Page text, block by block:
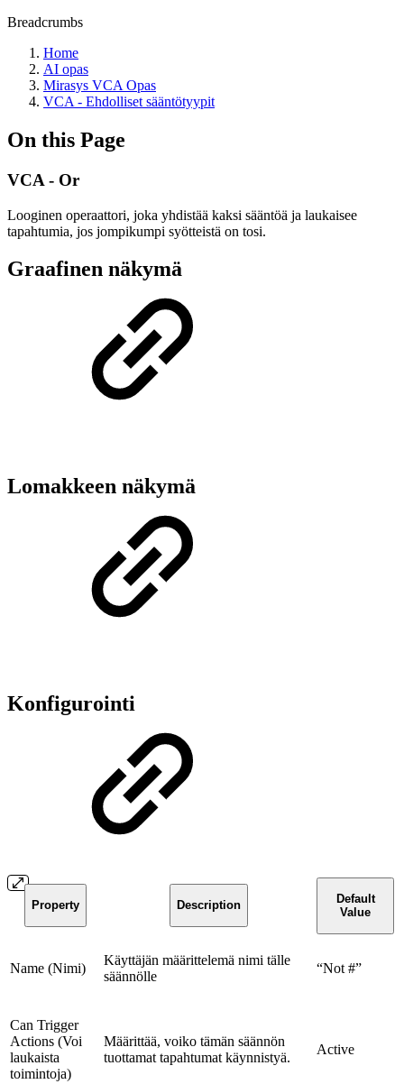
Breadcrumbs
Home
AI opas
Mirasys VCA Opas
VCA - Ehdolliset sääntötyypit
On this Page
VCA - Or
Looginen operaattori, joka yhdistää kaksi sääntöä ja laukaisee
tapahtumia, jos jompikumpi syötteistä on tosi.
Graafinen näkymä
Lomakkeen näkymä
Konfigurointi
Property Description
Default
Value
Name (Nimi)
Käyttäjän määrittelemä nimi tälle
säännölle
“Not #”
Can Trigger
Actions (Voi
laukaista
toimintoja)
Määrittää, voiko tämän säännön
tuottamat tapahtumat käynnistyä.
Active